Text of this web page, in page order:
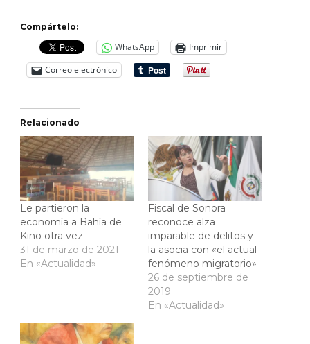
Compártelo:
WhatsApp
Imprimir
Correo electrónico
Relacionado
Le partieron la
economía a Bahía de
Kino otra vez
31 de marzo de 2021
En «Actualidad»
Fiscal de Sonora
reconoce alza
imparable de delitos y
la asocia con «el actual
fenómeno migratorio»
26 de septiembre de
2019
En «Actualidad»